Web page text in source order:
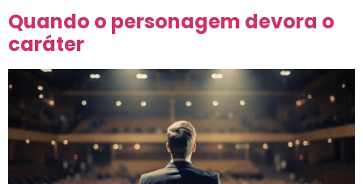
Quando o personagem devora o
caráter